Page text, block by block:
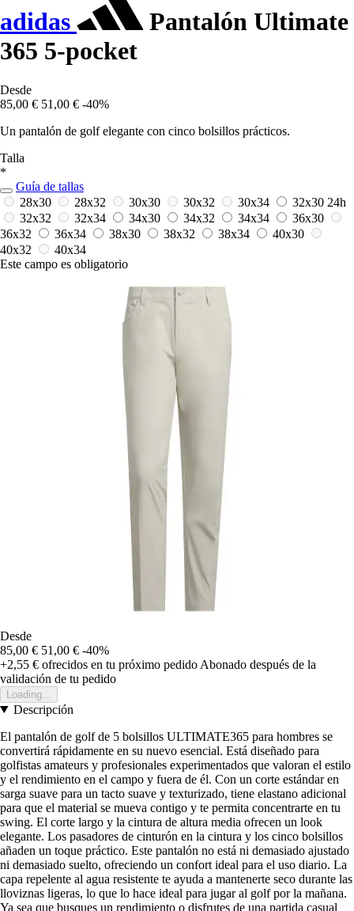
adidas
Pantalón Ultimate
365 5-pocket
Desde
85,00 € 51,00 € -40%
Un pantalón de golf elegante con cinco bolsillos prácticos.
Talla
*
Guía de tallas
28x30
28x32 30x30 30x32 30x34 32x30 24h
32x32
32x34 34x30 34x32 34x34
36x30
36x32
36x34 38x30 38x32 38x34
40x30
40x32
40x34
Este campo es obligatorio
Desde
85,00 € 51,00 € -40%
+2,55 € ofrecidos en tu próximo pedido Abonado después de la
validación de tu pedido
Loading...
Descripción
El pantalón de golf de 5 bolsillos ULTIMATE365 para hombres se
convertirá rápidamente en su nuevo esencial. Está diseñado para
golfistas amateurs y profesionales experimentados que valoran el estilo
y el rendimiento en el campo y fuera de él. Con un corte estándar en
sarga suave para un tacto suave y texturizado, tiene elastano adicional
para que el material se mueva contigo y te permita concentrarte en tu
swing. El corte largo y la cintura de altura media ofrecen un look
elegante. Los pasadores de cinturón en la cintura y los cinco bolsillos
añaden un toque práctico. Este pantalón no está ni demasiado ajustado
ni demasiado suelto, ofreciendo un confort ideal para el uso diario. La
capa repelente al agua resistente te ayuda a mantenerte seco durante las
lloviznas ligeras, lo que lo hace ideal para jugar al golf por la mañana.
Ya sea que busques un rendimiento o disfrutes de una partida casual